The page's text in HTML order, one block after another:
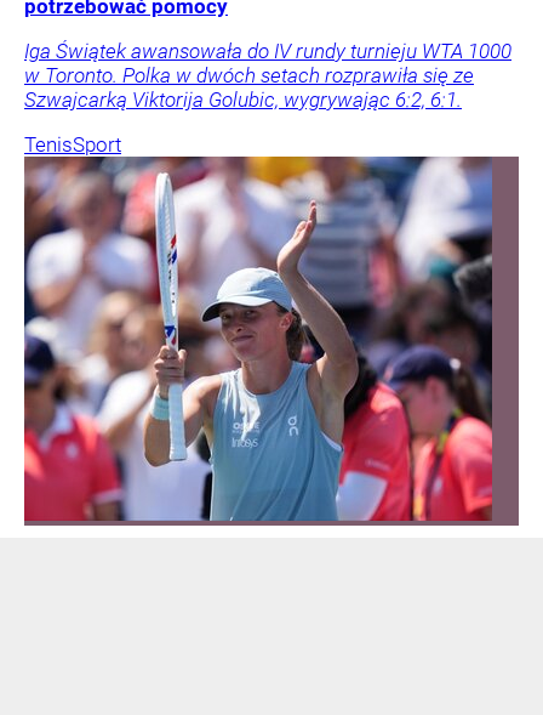
potrzebować pomocy
Iga Świątek awansowała do IV rundy turnieju WTA 1000
w Toronto. Polka w dwóch setach rozprawiła się ze
Szwajcarką Viktorija Golubic, wygrywając 6:2, 6:1.
TenisSport